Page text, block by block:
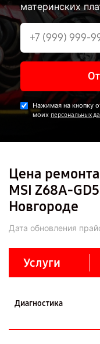
материнских
Нажимая на кнопку
моих персональных
Цена
MSI Z68A-
Новгороде
Дата обновления
Услуги
Диагностика